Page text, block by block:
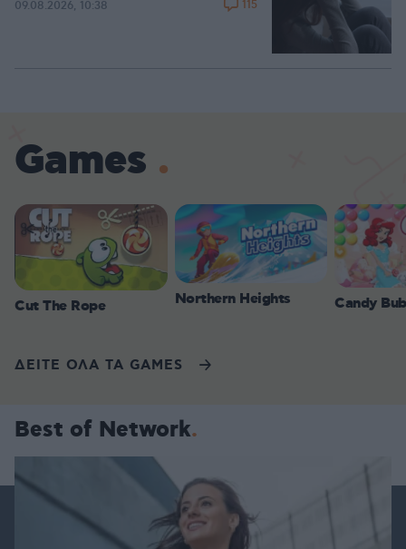
09.08.2026, 10:38 115
Games
Cut The Rope Northern Heights Candy
ΔΕΙΤΕ ΟΛΑ ΤΑ GAMES
Best of Network